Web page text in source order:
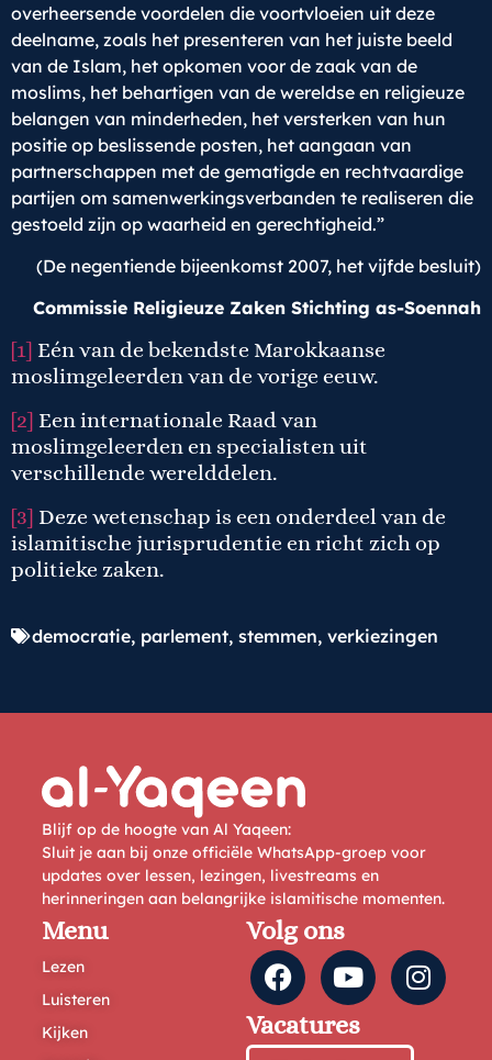
overheersende voordelen die voortvloeien uit deze
deelname, zoals het presenteren van het juiste beeld
van de Islam, het opkomen voor de zaak van de
moslims, het behartigen van de wereldse en religieuze
belangen van minderheden, het versterken van hun
positie op beslissende posten, het aangaan van
partnerschappen met de gematigde en rechtvaardige
partijen om samenwerkingsverbanden te realiseren die
gestoeld zijn op waarheid en gerechtigheid.”
(De negentiende bijeenkomst 2007, het vijfde besluit)
Commissie Religieuze Zaken Stichting as-Soennah
[1] Eén van de bekendste Marokkaanse
moslimgeleerden van de vorige eeuw.
[2] Een internationale Raad van
moslimgeleerden en specialisten uit
verschillende werelddelen.
[3] Deze wetenschap is een onderdeel van de
islamitische jurisprudentie en richt zich op
politieke zaken.
democratie, parlement, stemmen, verkiezingen
Blijf op de hoogte van Al Yaqeen:
Sluit je aan bij onze officiële WhatsApp-groep voor
updates over lessen, lezingen, livestreams en
herinneringen aan belangrijke islamitische momenten.
Menu
Lezen
Luisteren
Kijken
Volg ons
Vacatures